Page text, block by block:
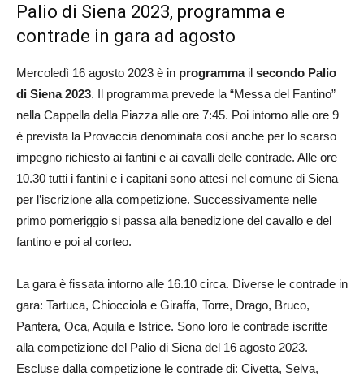
Palio di Siena 2023, programma e
contrade in gara ad agosto
Mercoledì 16 agosto 2023 è in programmail secondo Palio
di Siena 2023. Il programma prevede la “Messa del Fantino”
nella Cappella della Piazza alle ore 7:45. Poi intorno alle ore 9
è prevista la Provaccia denominata così anche per lo scarso
impegno richiesto ai fantini e ai cavalli delle contrade. Alle ore
10.30 tutti i fantini e i capitani sono attesi nel comune di Siena
per l’iscrizione alla competizione. Successivamente nelle
primo pomeriggio si passa alla benedizione del cavallo e del
fantino e poi al corteo.
La gara è fissata intorno alle 16.10 circa. Diverse le contrade in
gara: Tartuca, Chiocciola e Giraffa, Torre, Drago, Bruco,
Pantera, Oca, Aquila e Istrice. Sono loro le contrade iscritte
alla competizione del Palio di Siena del 16 agosto 2023.
Escluse dalla competizione le contrade di: Civetta, Selva,